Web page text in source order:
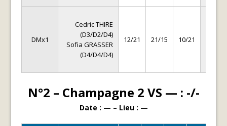
DMx1
Cedric THIRE
(D3/D2/D4)
Sofia GRASSER
(D4/D4/D4)
12/21 21/15 10/21
N°2 – Champagne 2 VS — : -/-
Date : — – Lieu : —